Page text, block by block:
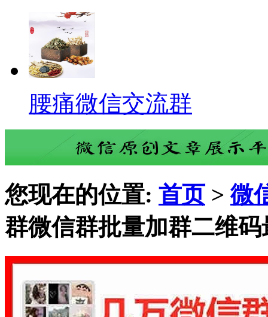
腰痛微信交流群
您现在的位置: 首页 >微
群微信群批量加群二维码